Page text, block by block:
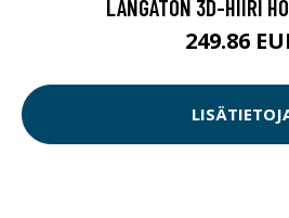
LANGATON 3D-HIIRI
249.86